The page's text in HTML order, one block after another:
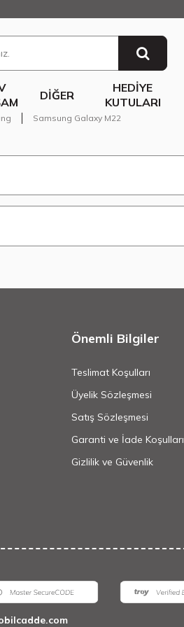
DIĞER
HEDIYE
KUTULARI
Samsung Galaxy M22
Önemli Bilgiler
Teslimat Koşulları
Üyelik Sözleşmesi
Satış Sözleşmesi
Garanti ve İade Koşulları
Gizlilik ve Güvenlik